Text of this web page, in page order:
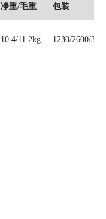
净重/毛重 包装
10.4/11.2kg 1230/2600/